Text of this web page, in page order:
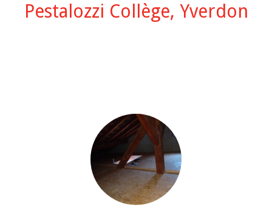
Pestalozzi Collège, Yverdon